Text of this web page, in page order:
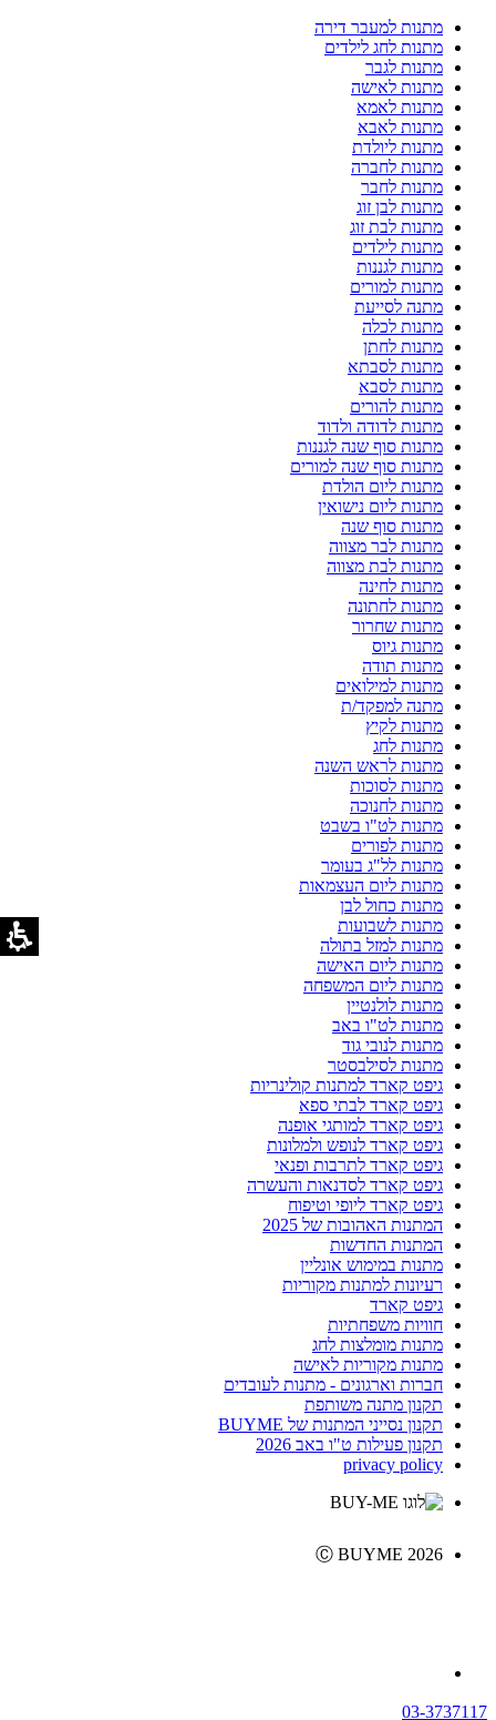
מתנות למעבר דירה
מתנות לחג לילדים
מתנות לגבר
מתנות לאישה
מתנות לאמא
מתנות לאבא
מתנות ליולדת
מתנות לחברה
מתנות לחבר
מתנות לבן זוג
מתנות לבת זוג
מתנות לילדים
מתנות לגננות
מתנות למורים
מתנה לסייעת
מתנות לכלה
מתנות לחתן
מתנות לסבתא
מתנות לסבא
מתנות להורים
מתנות לדודה ולדוד
מתנות סוף שנה לגננות
מתנות סוף שנה למורים
מתנות ליום הולדת
מתנות ליום נישואין
מתנות סוף שנה
מתנות לבר מצווה
מתנות לבת מצווה
מתנות לחינה
מתנות לחתונה
מתנות שחרור
מתנות גיוס
מתנות תודה
מתנות למילואים
מתנה למפקד/ת
מתנות לקיץ
מתנות לחג
מתנות לראש השנה
מתנות לסוכות
מתנות לחנוכה
מתנות לט"ו בשבט
מתנות לפורים
מתנות לל"ג בעומר
מתנות ליום העצמאות
מתנות כחול לבן
מתנות לשבועות
מתנות למזל בתולה
מתנות ליום האישה
מתנות ליום המשפחה
מתנות לולנטיין
מתנות לט"ו באב
מתנות לנובי גוד
מתנות לסילבסטר
גיפט קארד למתנות קולינריות
גיפט קארד לבתי ספא
גיפט קארד למותגי אופנה
גיפט קארד לנופש ולמלונות
גיפט קארד לתרבות ופנאי
גיפט קארד לסדנאות והעשרה
גיפט קארד ליופי וטיפוח
המתנות האהובות של 2025
המתנות החדשות
מתנות במימוש אונליין
רעיונות למתנות מקוריות
גיפט קארד
חוויות משפחתיות
מתנות מומלצות לחג
מתנות מקוריות לאישה
חברות וארגונים - מתנות לעובדים
תקנון מתנה משותפת
תקנון נסייני המתנות של BUYME
תקנון פעילות ט"ו באב 2026
privacy policy
Ⓒ BUYME 2026
03-3737117